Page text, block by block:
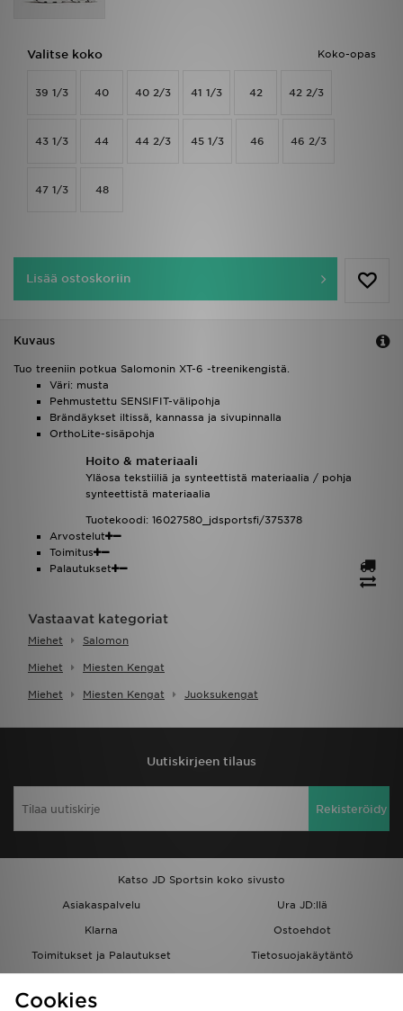
Koko-opas
Valitse koko
39 1/3 40 40 2/3 41 1/3 42 42 2/3
43 1/3 44 44 2/3 45 1/3 46 46 2/3
47 1/3 48
Lisää ostoskoriin
Kuvaus
Tuo treeniin potkua Salomonin XT-6 -treenikengistä.
Väri: musta
Pehmustettu SENSIFIT-välipohja
Brändäykset iltissä, kannassa ja sivupinnalla
OrthoLite-sisäpohja
Hoito & materiaali
Yläosa tekstiiliä ja synteettistä materiaalia / pohja
synteettistä materiaalia
Tuotekoodi: 16027580_jdsportsfi/375378
Arvostelut
Toimitus
Palautukset
Vastaavat kategoriat
Miehet Salomon
Miehet Miesten Kengat
Miehet Miesten Kengat Juoksukengat
Uutiskirjeen tilaus
Rekisteröidy
Katso JD Sportsin koko sivusto
Asiakaspalvelu
Ura JD:llä
Klarna
Ostoehdot
Toimitukset ja Palautukset
Tietosuojakäytäntö
Löydä myymälä
Asiakaspalvelu ja tietoa
Cookies